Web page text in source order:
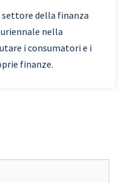
della finanza
nella
i consumatori e i
finanze.